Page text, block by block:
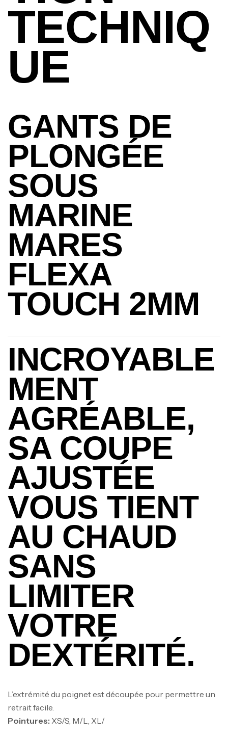
TECHNIQ
UE
GANTS DE
PLONGÉE
SOUS
MARINE
MARES
FLEXA
TOUCH 2MM
INCROYABLE
MENT
AGRÉABLE,
SA COUPE
AJUSTÉE
VOUS TIENT
AU CHAUD
SANS
LIMITER
VOTRE
DEXTÉRITÉ.
L’extrémité du poignet est découpée pour permettre un
retrait facile.
Pointures: XS/S, M/L, XL/